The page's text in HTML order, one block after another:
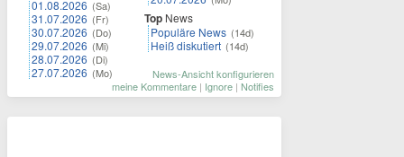
01.08.2026 (Sa)
31.07.2026 (Fr)
30.07.2026 (Do)
29.07.2026 (Mi)
28.07.2026 (Di)
27.07.2026 (Mo)
Top News
Populäre News (14d)
Heiß diskutiert (14d)
News-Ansicht konfigurieren
meine Kommentare | Ignore | Notifies